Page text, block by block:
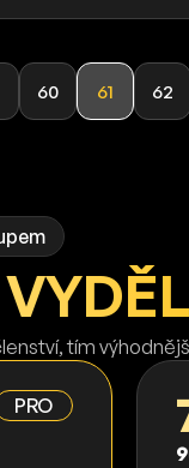
60 61 62
tím
PRO